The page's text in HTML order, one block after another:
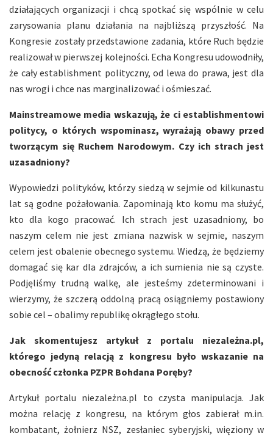
działających organizacji i chcą spotkać się wspólnie w celu
zarysowania planu działania na najbliższą przyszłość. Na
Kongresie zostały przedstawione zadania, które Ruch będzie
realizował w pierwszej kolejności. Echa Kongresu udowodniły,
że cały establishment polityczny, od lewa do prawa, jest dla
nas wrogi i chce nas marginalizować i ośmieszać.
Mainstreamowe media wskazują, że ci establishmentowi
politycy, o których wspominasz, wyrażają obawy przed
tworzącym się Ruchem Narodowym. Czy ich strach jest
uzasadniony?
Wypowiedzi polityków, którzy siedzą w sejmie od kilkunastu
lat są godne pożałowania. Zapominają kto komu ma służyć,
kto dla kogo pracować. Ich strach jest uzasadniony, bo
naszym celem nie jest zmiana nazwisk w sejmie, naszym
celem jest obalenie obecnego systemu. Wiedzą, że będziemy
domagać się kar dla zdrajców, a ich sumienia nie są czyste.
Podjęliśmy trudną walkę, ale jesteśmy zdeterminowani i
wierzymy, że szczerą oddolną pracą osiągniemy postawiony
sobie cel – obalimy republikę okrągłego stołu.
Jak skomentujesz artykuł z portalu niezależna.pl,
którego jedyną relacją z kongresu było wskazanie na
obecność członka PZPR Bohdana Poręby?
Artykuł portalu niezależna.pl to czysta manipulacja. Jak
można relację z kongresu, na którym głos zabierał m.in.
kombatant, żołnierz NSZ, zesłaniec syberyjski, więziony w